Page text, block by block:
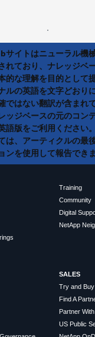
サイトはニューラル機
れており、ナレッジベ
的な理解を目的として
ルの英語を文字どおり
ではない翻訳が含まれ
ッジベースの元のコン
語版をご利用ください
は、アーティクルの最
ンを使用して報告できま
Training
Community
Digital
NetApp
SALES
Try and Buy
Find A
Partner
US Public